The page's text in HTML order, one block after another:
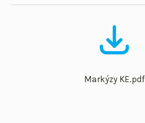
Markýzy KE.pdf